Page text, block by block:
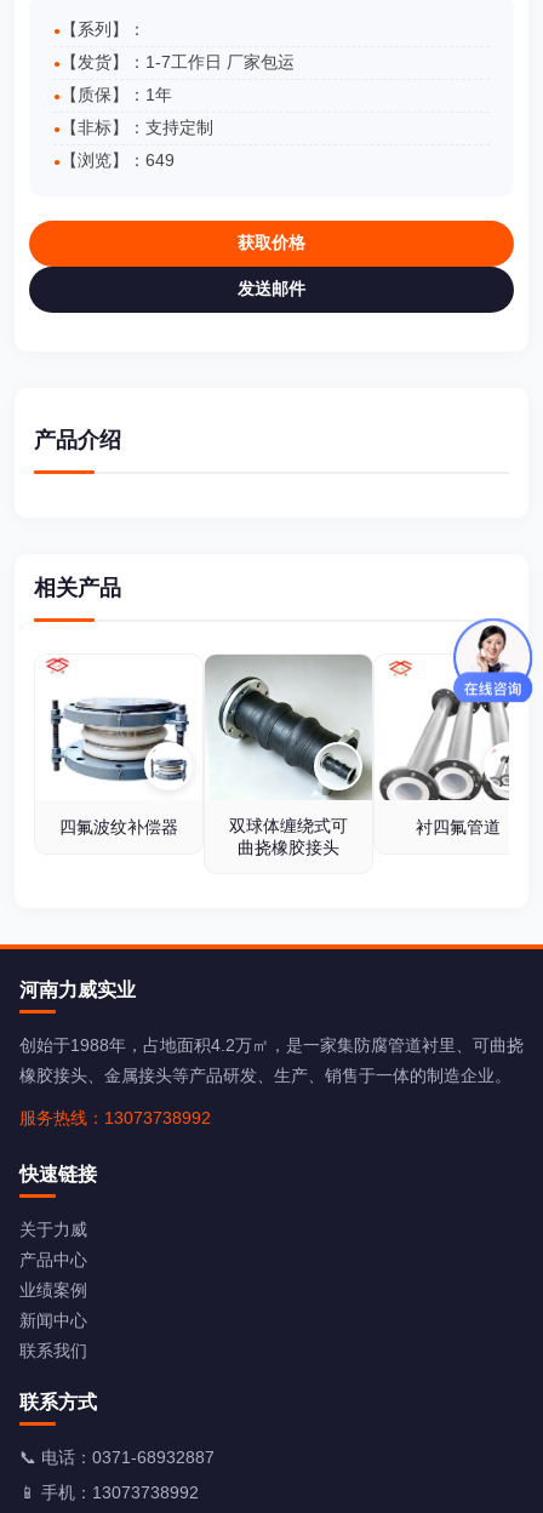
【系列】：
【发货】：1-7工作日 厂家包运
【质保】：1年
【非标】：支持定制
【浏览】： 649
获取价格
发送邮件
产品介绍
相关产品
四氟波纹补偿器
双球体缠绕式可
曲挠橡胶接头
衬四氟管道
河南力威实业
创始于1988年，占地面积4.2万㎡，是一家集防腐管道衬里、可曲挠
橡胶接头、金属接头等产品研发、生产、销售于一体的制造企业。
服务热线：13073738992
快速链接
关于力威
产品中心
业绩案例
新闻中心
联系我们
联系方式
📞 电话： 0371-68932887
📱 手机： 13073738992